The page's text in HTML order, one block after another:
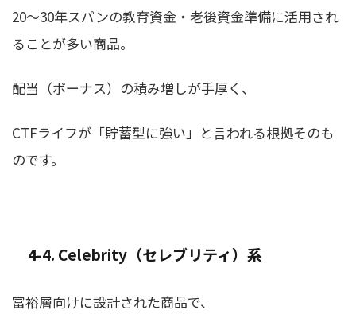
20〜30年スパンの教育資金・老後資金準備に活用され
ることが多い商品。
配当（ボーナス）の積み増しが手厚く、
CTFライフが「貯蓄型に強い」と言われる根拠そのも
のです。
4-4. Celebrity（セレブリティ）系
富裕層向けに設計された商品で、